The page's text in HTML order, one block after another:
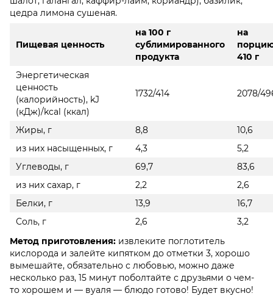
цедра лимона сушеная.
Пищевая ценность
на 100 г
сублимированного
продукта
на
410 г
Энергетическая
ценность
(калорийность), kJ
(кДж)/kcal (ккал)
1732/414 2078/
Жиры, г 8,8
10,6
из них насыщенных, г
4,3
5,2
Углеводы, г
69,7
83,6
из них сахар, г
2,2
2,6
Белки, г
13,9
16,7
Соль, г
2,6
3,2
Метод приготовления: извлеките поглотитель
кислорода и залейте кипятком до отметки 3, хорошо
вымешайте, обязательно с любовью, можно даже
несколько раз, 15 минут поболтайте с друзьями о чем-
то хорошем и — вуаля — блюдо готово! Будет вкусно!